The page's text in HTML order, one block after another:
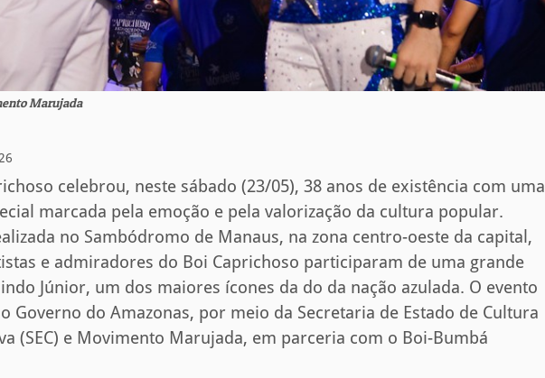
Marujada
celebrou, neste sábado (23/05), 38 anos de existência com uma
marcada pela emoção e pela valorização da cultura popular.
no Sambódromo de Manaus, na zona centro-oeste da capital,
e admiradores do Boi Caprichoso participaram de uma grande
Júnior, um dos maiores ícones da do da nação azulada. O evento
Governo do Amazonas, por meio da Secretaria de Estado de Cultura
(SEC) e Movimento Marujada, em parceria com o Boi-Bumbá